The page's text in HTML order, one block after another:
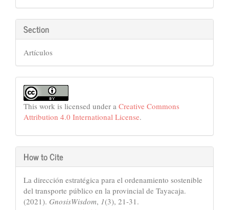
Section
Artículos
This work is licensed under a Creative Commons
Attribution 4.0 International License.
How to Cite
La dirección estratégica para el ordenamiento sostenible
del transporte público en la provincial de Tayacaja.
(2021). GnosisWisdom, 1(3), 21-31.